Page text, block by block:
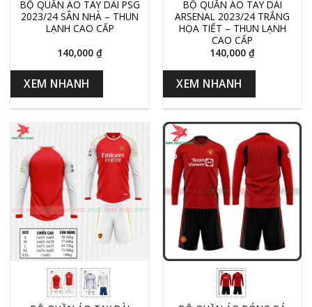
BỘ QUẦN ÁO TAY DÀI PSG
2023/24 SÂN NHÀ – THUN
LẠNH CAO CẤP
140,000 ₫
XEM NHANH
BỘ QUẦN ÁO TAY DÀI
ARSENAL 2023/24 TRẮNG
HỌA TIẾT – THUN LẠNH
CAO CẤP
140,000 ₫
XEM NHANH